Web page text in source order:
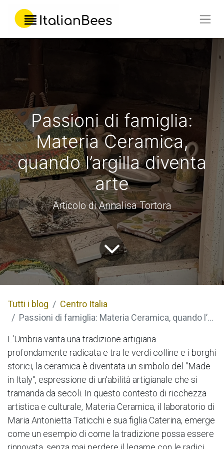
Passioni di famiglia:
Materia Ceramica,
quando l’argilla diventa
arte
Articolo di Annalisa Tortora
Tutti i blog
Centro Italia
Passioni di famiglia: Materia Ceramica, quando l’argilla diventa arte
L'Umbria vanta una tradizione artigiana
profondamente radicata e tra le verdi colline e i borghi
storici, la ceramica è diventata un simbolo del "Made
in Italy", espressione di un'abilità artigianale che si
tramanda da secoli. In questo contesto di ricchezza
artistica e culturale, Materia Ceramica, il laboratorio di
Maria Antonietta Taticchi e sua figlia Caterina, emerge
come un esempio di come la tradizione possa essere